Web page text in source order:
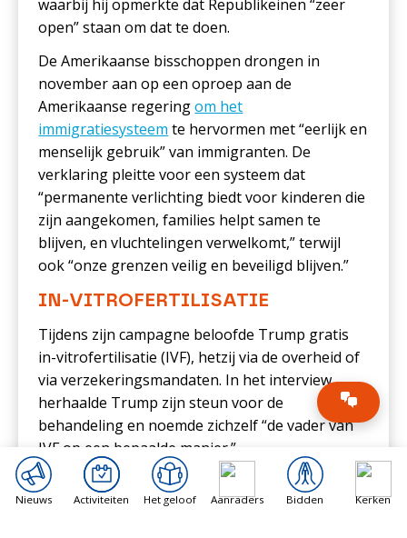
waarbij hij opmerkte dat Republikeinen “zeer
open” staan om dat te doen.
De Amerikaanse bisschoppen drongen in
november aan op een oproep aan de
Amerikaanse regeringom het
immigratiesysteem te hervormen met “eerlijk en
menselijk gebruik” van immigranten. De
verklaring pleitte voor een systeem dat
“permanente verlichting biedt voor kinderen die
zijn aangekomen, families helpt samen te
blijven, en vluchtelingen verwelkomt,” terwijl
ook “onze grenzen veilig en beveiligd blijven.”
IN-VITROFERTILISATIE
Tijdens zijn campagne beloofde Trump gratis
in-vitrofertilisatie (IVF), hetzij via de overheid of
via verzekeringsmandaten. In het interview
herhaalde Trump zijn steun voor de
behandeling en noemde zichzelf “de vader van
IVF op een bepaalde manier.”
Trump noemde zijn betrokkenheid bij de IVF-
controverse in Alabama eerder dit jaar waarin
Nieuws Activiteiten Het geloof Aanraders Bidden Kerken